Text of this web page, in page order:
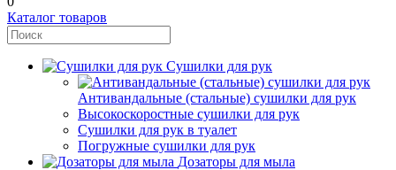
Каталог товаров
Сушилки для рук
Антивандальные (стальные) сушилки для рук
Высокоскоростные сушилки для рук
Сушилки для рук в туалет
Погружные сушилки для рук
Дозаторы для мыла